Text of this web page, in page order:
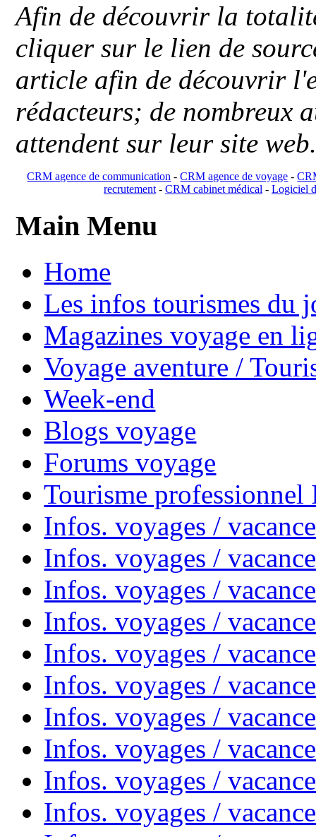
Afin de découvrir la
cliquer sur le lien de
article afin de découvrir
rédacteurs; de nombreux
attendent sur leur site
CRM agence de communication -CRM agence de voyage -
recrutement- CRM cabinet médical- Logiciel
Main Menu
Home
Les infos tourismes du
Magazines voyage en
Voyage aventure /
Week-end
Blogs voyage
Forums voyage
Tourisme
Infos. voyages /
Infos. voyages /
Infos. voyages /
Infos. voyages /
Infos. voyages /
Infos. voyages /
Infos. voyages /
Infos. voyages /
Infos. voyages /
Infos. voyages /